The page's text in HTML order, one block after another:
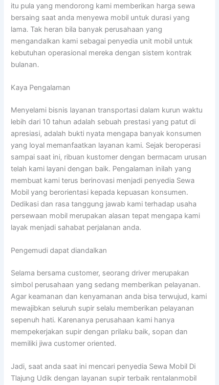
itu pula yang mendorong kami memberikan harga sewa
bersaing saat anda menyewa mobil untuk durasi yang
lama. Tak heran bila banyak perusahaan yang
mengandalkan kami sebagai penyedia unit mobil untuk
kebutuhan operasional mereka dengan sistem kontrak
bulanan.
Kaya Pengalaman
Menyelami bisnis layanan transportasi dalam kurun waktu
lebih dari 10 tahun adalah sebuah prestasi yang patut di
apresiasi, adalah bukti nyata mengapa banyak konsumen
yang loyal memanfaatkan layanan kami. Sejak beroperasi
sampai saat ini, ribuan kustomer dengan bermacam urusan
telah kami layani dengan baik. Pengalaman inilah yang
membuat kami terus berinovasi menjadi penyedia Sewa
Mobil yang berorientasi kepada kepuasan konsumen.
Dedikasi dan rasa tanggung jawab kami terhadap usaha
persewaan mobil merupakan alasan tepat mengapa kami
layak menjadi sahabat perjalanan anda.
Pengemudi dapat diandalkan
Selama bersama customer, seorang driver merupakan
simbol perusahaan yang sedang memberikan pelayanan.
Agar keamanan dan kenyamanan anda bisa terwujud, kami
mewajibkan seluruh supir selalu memberikan pelayanan
sepenuh hati. Karenanya perusahaan kami hanya
mempekerjakan supir dengan prilaku baik, sopan dan
memiliki jiwa customer oriented.
Jadi, saat anda saat ini mencari penyedia Sewa Mobil Di
Tlajung Udik dengan layanan supir terbaik rentalanmobil